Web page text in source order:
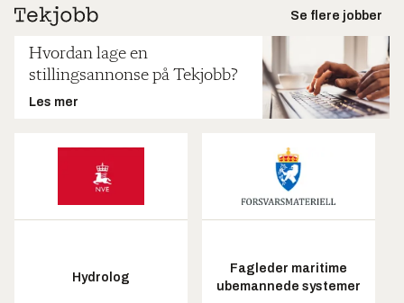
Se flere jobber
Hvordan lage en
stillingsannonse på Tekjobb?
Les mer
Hydrolog
Fagleder maritime
ubemannede systemer